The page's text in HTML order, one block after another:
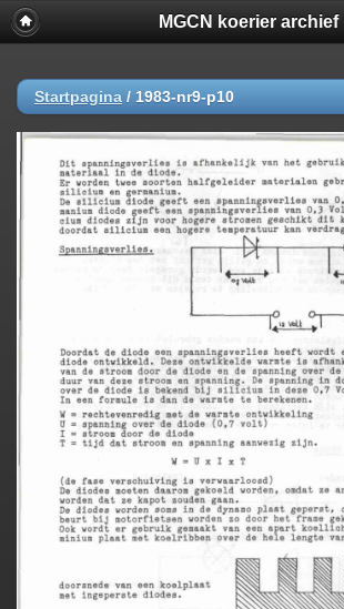
MGCN koerier archief
Startpagina / 1983-nr9-p10